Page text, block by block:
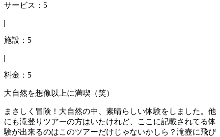
サービス：5
|
施設：5
|
料金：5
大自然を想像以上に満喫（笑）
まさしく冒険！大自然の中、素晴らしい体験をしました。他
にも滝登りツアーの方はいたけれど、ここに記載されてる体
験が出来るのはこのツアーだけじゃないかしら？滝壺に飛び